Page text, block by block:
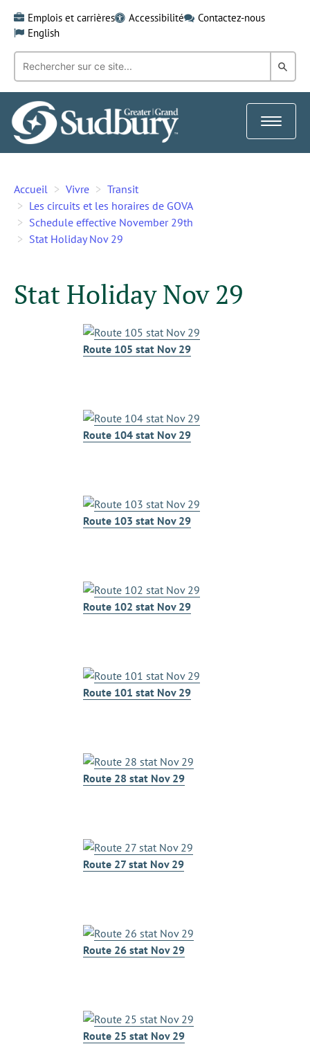
content
Emplois et carrières Accessibilité
Contactez-nous
English
Recherche
mot-
clé:
dans
Toggle
Accueil Vivre
Transit
Les circuits et les horaires de GOVA
Schedule effective November 29th
Stat Holiday Nov 29
Stat Holiday Nov 29
Route 105 stat Nov 29
Route 104 stat Nov 29
Route 103 stat Nov 29
Route 102 stat Nov 29
Route 101 stat Nov 29
Route 28 stat Nov 29
Route 27 stat Nov 29
Route 26 stat Nov 29
Route 25 stat Nov 29